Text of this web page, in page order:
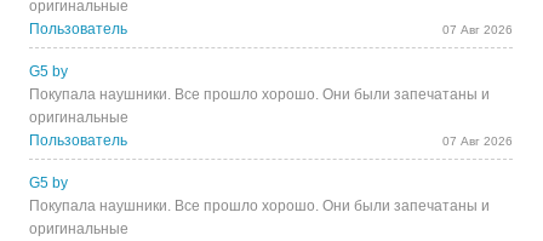
оригинальные
Пользователь
07 Авг 2026
G5 by
Покупала наушники. Все прошло хорошо. Они были запечатаны и
оригинальные
Пользователь
07 Авг 2026
G5 by
Покупала наушники. Все прошло хорошо. Они были запечатаны и
оригинальные